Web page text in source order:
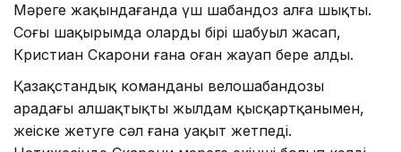
Мәреге жақындағанда үш шабандоз алға шықты.
Соңғы шақырымда олардың бірі шабуыл жасап,
Кристиан Скарони ғана оған жауап бере алды.
Қазақстандық команданың велошабандозы
арадағы алшақтықты жылдам қысқартқанымен,
жеңіске жетуге сәл ғана уақыт жетпеді.